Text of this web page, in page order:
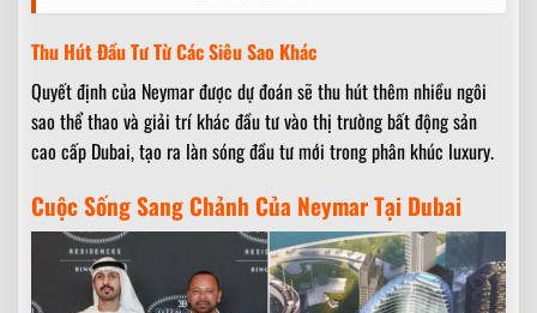
Thu Hút Đầu Tư Từ Các Siêu Sao Khác
Quyết định của Neymar được dự đoán sẽ thu hút thêm nhiều ngôi
sao thể thao và giải trí khác đầu tư vào thị trường bất động sản
cao cấp Dubai, tạo ra làn sóng đầu tư mới trong phân khúc luxury.
Cuộc Sống Sang Chảnh Của Neymar Tại Dubai